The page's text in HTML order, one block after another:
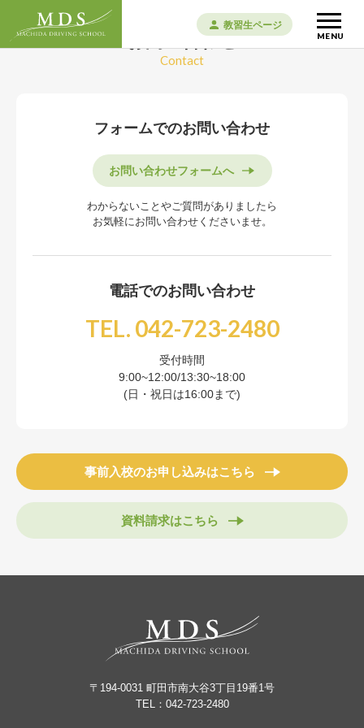
教習生ページ
MENU
お問い合わせ
Contact
フォームでのお問い合わせ
お問い合わせフォームへ
わからないことやご質問がありましたら
お気軽にお問い合わせくださいませ。
電話でのお問い合わせ
TEL. 042-723-2480
受付時間
9:00~12:00/13:30~18:00
(日・祝日は16:00まで)
事前入校のお申し込みはこちら
資料請求はこちら
〒194-0031 町田市南大谷3丁目19番1号
TEL： 042-723-2480